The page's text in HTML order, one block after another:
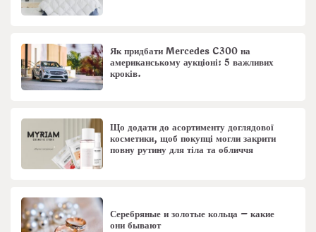
Як придбати Mercedes C300 на
американському аукціоні: 5 важливих
кроків.
Що додати до асортименту доглядової
косметики, щоб покупці могли закрити
повну рутину для тіла та обличчя
Серебряные и золотые кольца – какие
они бывают